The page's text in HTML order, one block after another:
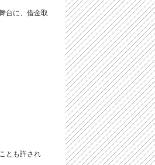
台に、借金取
とも許され